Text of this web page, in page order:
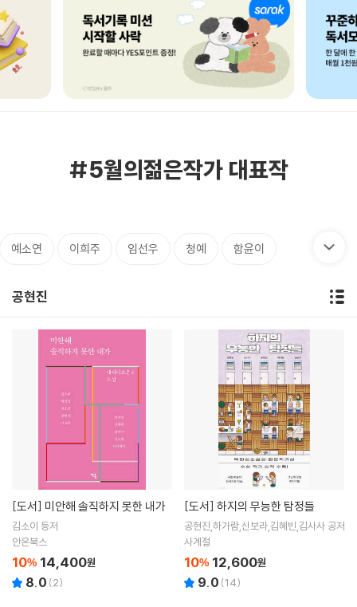
#5월의젊은작가 대표작
예소연 이희주 임선우 청예 함윤이
공현진
[도서] 미안해 솔직하지 못한 내가
김소이 등저
안온북스
10% 14,400원
8.0 (2)
[도서] 하지의 무능한 탐정들
공현진,하가람,신보라,김혜빈,김사사 공저
사계절
10% 12,600원
9.0 (14)